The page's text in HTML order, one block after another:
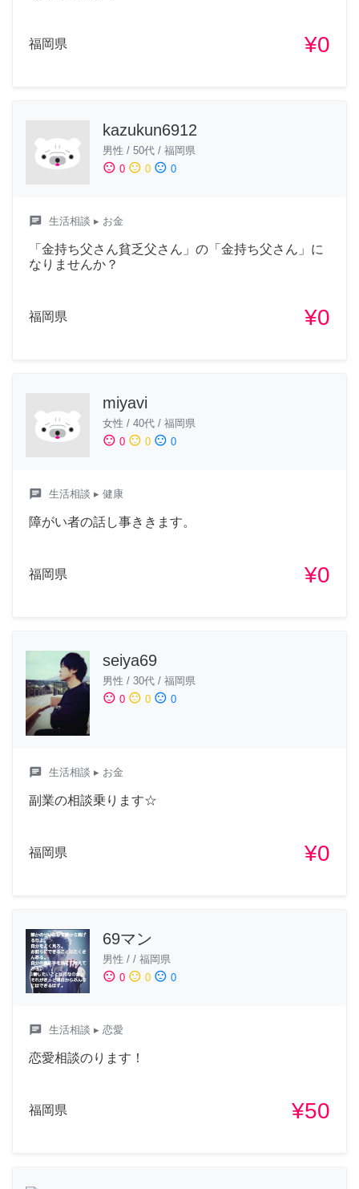
福岡県 ¥0
kazukun6912
男性 / 50代 / 福岡県
sentiment_satisfied 0 sentiment_neutral 0 sentiment_dissatisfied 0
chat 生活相談 ▸ お金
「金持ち父さん貧乏父さん」の「金持ち父さん」に
なりませんか？
福岡県 ¥0
miyavi
女性 / 40代 / 福岡県
sentiment_satisfied 0 sentiment_neutral 0 sentiment_dissatisfied 0
chat 生活相談 ▸ 健康
障がい者の話し事ききます。
福岡県 ¥0
seiya69
男性 / 30代 / 福岡県
sentiment_satisfied 0 sentiment_neutral 0 sentiment_dissatisfied 0
chat 生活相談 ▸ お金
副業の相談乗ります☆
福岡県 ¥0
69マン
男性 / / 福岡県
sentiment_satisfied 0 sentiment_neutral 0 sentiment_dissatisfied 0
chat 生活相談 ▸ 恋愛
恋愛相談のります！
福岡県 ¥50